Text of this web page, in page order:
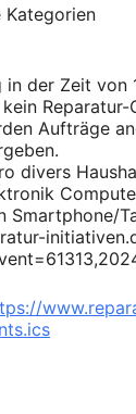
Kategorien
der Zeit von
Aufträge
divers
Smartphone/